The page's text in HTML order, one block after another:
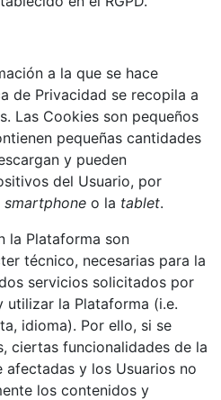
a la que se hace
de Privacidad se recopila a
Las Cookies son pequeños
pequeñas cantidades
y pueden
del Usuario, por
smartphone o la tablet.
la Plataforma son
técnico, necesarias para la
servicios solicitados por
utilizar la Plataforma (i.e.
idioma). Por ello, si se
ciertas funcionalidades de la
afectadas y los Usuarios no
los contenidos y